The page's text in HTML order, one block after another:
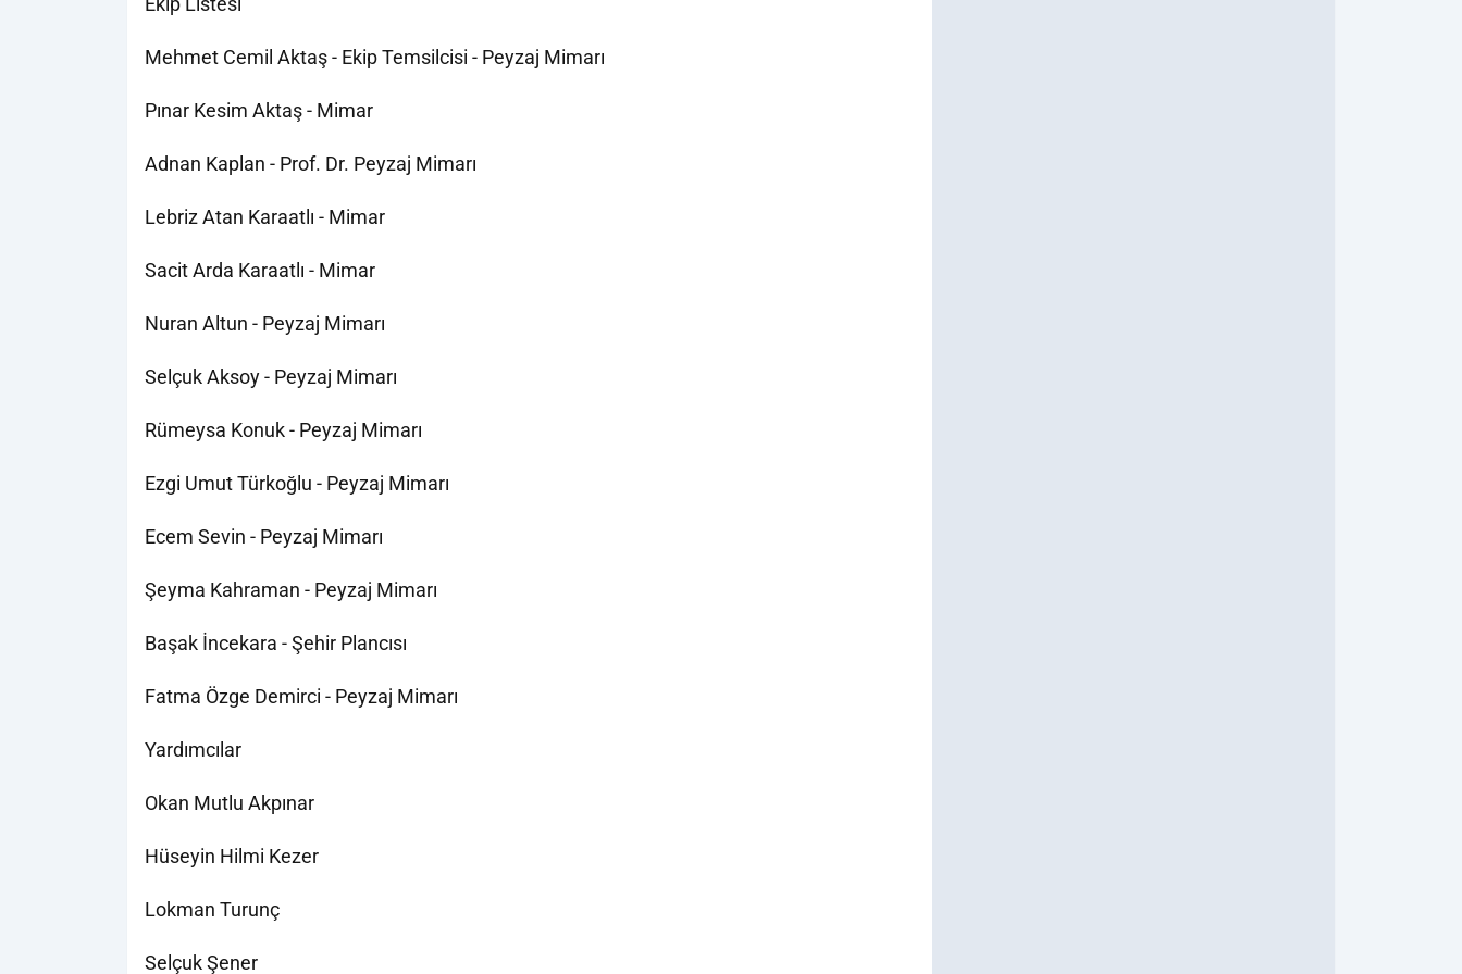
Mehmet Cemil Aktaş - Ekip Temsilcisi - Peyzaj Mimarı
Pınar Kesim Aktaş - Mimar
Adnan Kaplan - Prof. Dr. Peyzaj Mimarı
Lebriz Atan Karaatlı - Mimar
Sacit Arda Karaatlı - Mimar
Nuran Altun - Peyzaj Mimarı
Selçuk Aksoy - Peyzaj Mimarı
Rümeysa Konuk - Peyzaj Mimarı
Ezgi Umut Türkoğlu - Peyzaj Mimarı
Ecem Sevin - Peyzaj Mimarı
Şeyma Kahraman - Peyzaj Mimarı
Başak İncekara - Şehir Plancısı
Fatma Özge Demirci - Peyzaj Mimarı
Yardımcılar
Okan Mutlu Akpınar
Hüseyin Hilmi Kezer
Lokman Turunç
Selçuk Şener